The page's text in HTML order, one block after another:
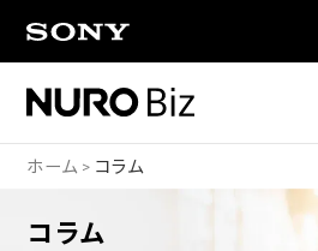
ホーム コラム
コラム